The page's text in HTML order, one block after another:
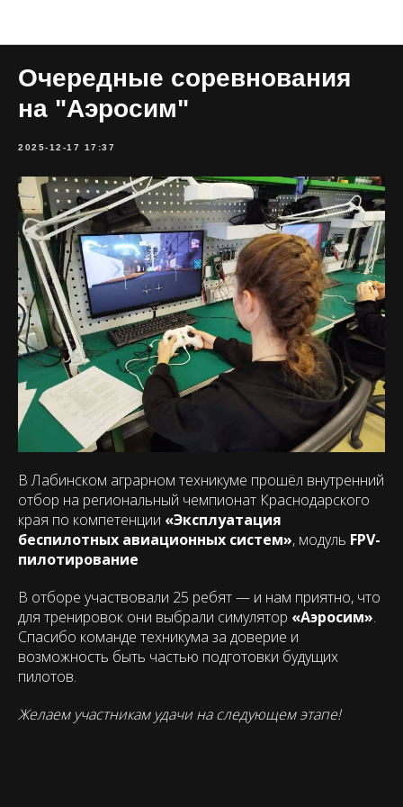
Очередные соревнования
на "Аэросим"
2025-12-17 17:37
В Лабинском аграрном техникуме прошёл внутренний
отбор на региональный чемпионат Краснодарского
края по компетенции «Эксплуатация
беспилотных авиационных систем», модуль FPV-
пилотирование
В отборе участвовали 25 ребят — и нам приятно, что
для тренировок они выбрали симулятор «Аэросим».
Спасибо команде техникума за доверие и
возможность быть частью подготовки будущих
пилотов.
Желаем участникам удачи на следующем этапе!